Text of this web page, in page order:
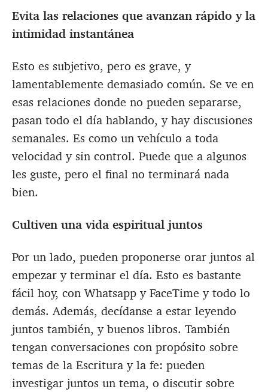
Evita las relaciones que avanzan rápido y la
intimidad instantánea
Esto es subjetivo, pero es grave, y
lamentablemente demasiado común. Se ve en
esas relaciones donde no pueden separarse,
pasan todo el día hablando, y hay discusiones
semanales. Es como un vehículo a toda
velocidad y sin control. Puede que a algunos
les guste, pero el final no terminará nada
bien.
Cultiven una vida espiritual juntos
Por un lado, pueden proponerse orar juntos al
empezar y terminar el día. Esto es bastante
fácil hoy, con Whatsapp y FaceTime y todo lo
demás. Además, decídanse a estar leyendo
juntos también, y buenos libros. También
tengan conversaciones con propósito sobre
temas de la Escritura y la fe: pueden
investigar juntos un tema, o discutir sobre